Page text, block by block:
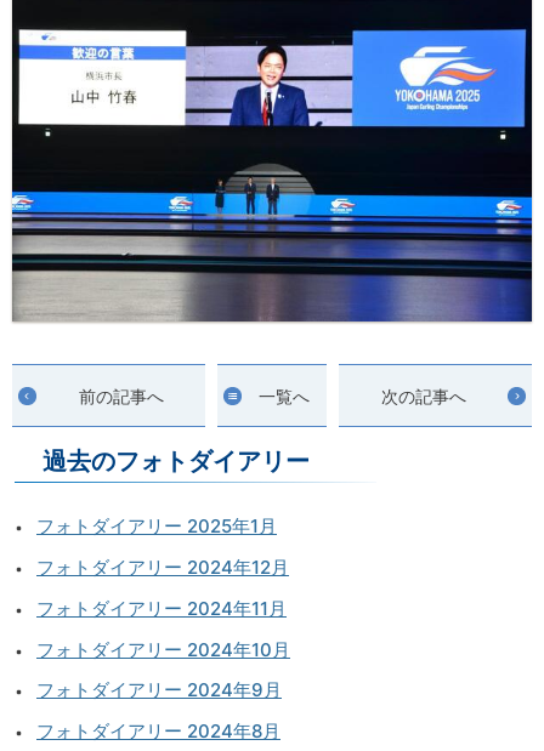
前の記事へ 一覧へ 次の記事へ
過去のフォトダイアリー
フォトダイアリー 2025年1月
フォトダイアリー 2024年12月
フォトダイアリー 2024年11月
フォトダイアリー 2024年10月
フォトダイアリー 2024年9月
フォトダイアリー 2024年8月